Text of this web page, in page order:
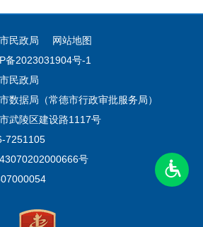
民政局
网站地图
备2023031904号-1
民政局
数据局（常德市行政审批服务局）
武陵区建设路1117号
7251105
号